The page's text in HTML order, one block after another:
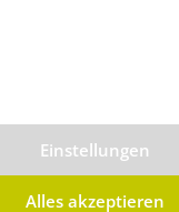
der Service-
Einstellungen
Alles akzeptieren